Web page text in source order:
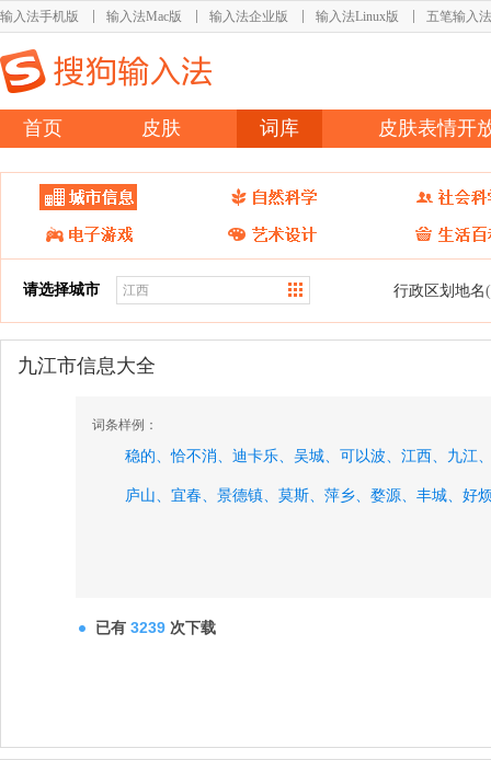
输入法手机版 输入法Mac版 输入法企业版 输入法Linux版 五笔输入法
首页 皮肤 词库 皮肤表情开
请选择城市 行政区划地名
九江市信息大全
词条样例：
稳的、恰不消、 迪卡乐、 吴城、 可以波、 江西、 九江
庐山、 宜春、 景德镇、 莫斯、 萍乡、 婺源、 丰城、 好
已有 3239 次下载